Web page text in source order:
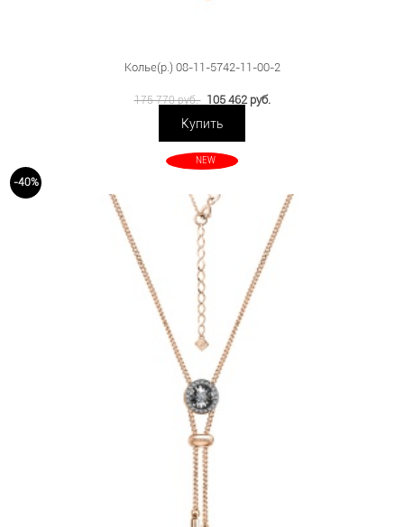
Колье(р.) 08-11-5742-11-00-2
175 770 руб. 105 462 руб.
Купить
-40%
NEW